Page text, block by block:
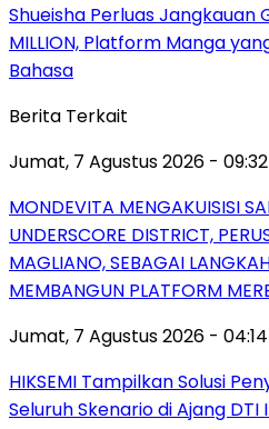
Shueisha Perluas Jangkauan
MILLION, Platform Manga
Bahasa
Berita Terkait
Jumat, 7 Agustus 2026 - 09:32
MONDEVITA MENGAKUISISI
UNDERSCORE DISTRICT,
MAGLIANO, SEBAGAI
MEMBANGUN PLATFORM
Jumat, 7 Agustus 2026 - 04:14
HIKSEMI Tampilkan Solusi
Seluruh Skenario di Ajang DTI